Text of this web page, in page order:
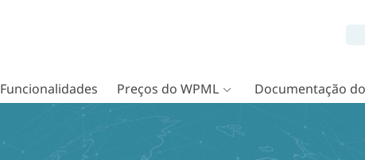
Funcionalidades Preços do WPML Documentação